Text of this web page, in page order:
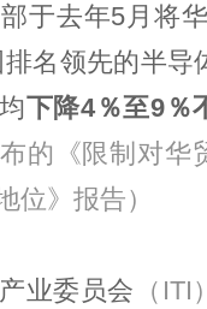
于去年5月将
排名领先的半导
下降4％至9％
的《限制对华
位》报告）
业委员会 （ITI）